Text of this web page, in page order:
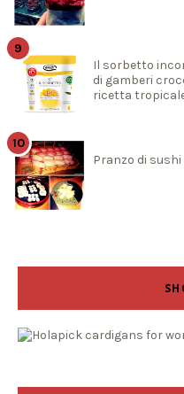
Il sorbetto
di gamberi
ricetta
Pranzo di